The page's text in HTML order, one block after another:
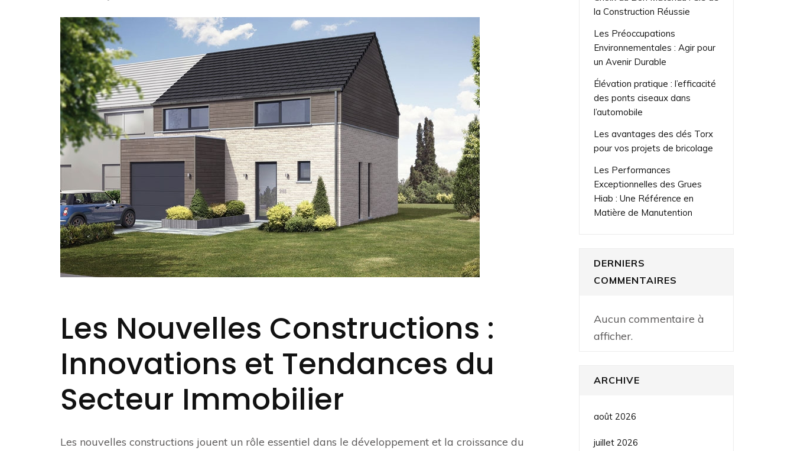
Les Nouvelles Constructions :
Innovations et Tendances du
Secteur Immobilier
Les nouvelles constructions jouent un rôle essentiel dans le développement et la croissance du
la Construction Réussie
Les Préoccupations
Environnementales : Agir pour
un Avenir Durable
Élévation pratique : l’efficacité
des ponts ciseaux dans
l’automobile
Les avantages des clés Torx
pour vos projets de bricolage
Les Performances
Exceptionnelles des Grues
Hiab : Une Référence en
Matière de Manutention
DERNIERS
COMMENTAIRES
Aucun commentaire à
afficher.
ARCHIVE
août 2026
juillet 2026